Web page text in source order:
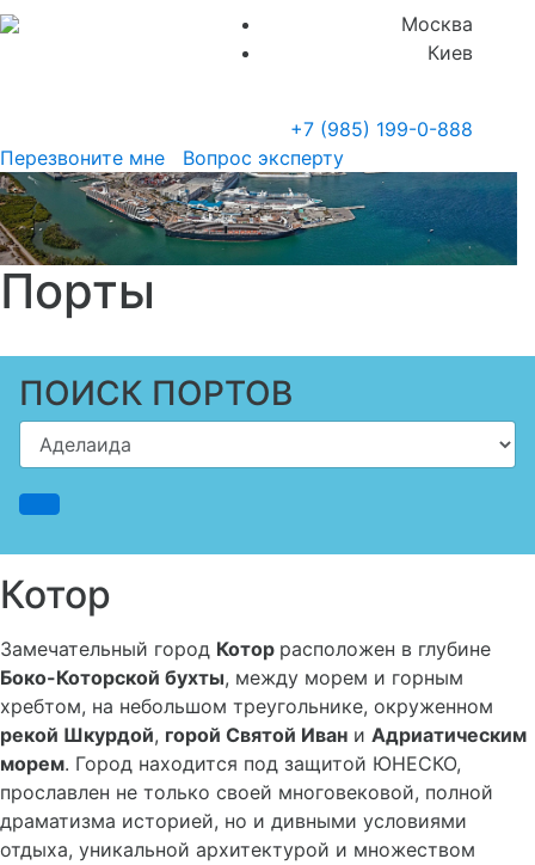
Москва
Киев
+7 (985) 199-0-888
Перезвоните мне
Вопрос эксперту
Порты
ПОИСК ПОРТОВ
Котор
Замечательный город Котор расположен в глубине
Боко-Которской бухты, между морем и горным
хребтом, на небольшом треугольнике, окруженном
рекой Шкурдой, горой Святой Иван и Адриатическим
морем. Город находится под защитой ЮНЕСКО,
прославлен не только своей многовековой, полной
драматизма историей, но и дивными условиями
отдыха, уникальной архитектурой и множеством